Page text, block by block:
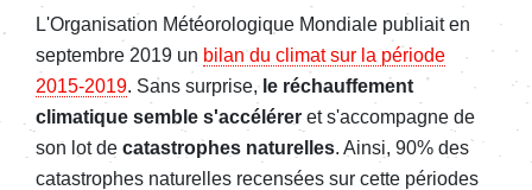
L'Organisation Météorologique Mondiale publiait en
septembre 2019 un bilan du climat sur la période
2015-2019. Sans surprise, le réchauffement
climatique semble s'accélérer et s'accompagne de
son lot de catastrophes naturelles. Ainsi, 90% des
catastrophes naturelles recensées sur cette périodes